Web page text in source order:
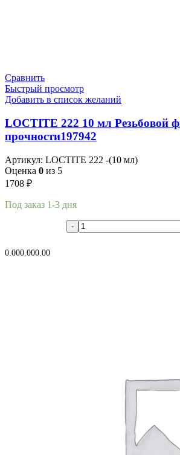
Сравнить
Быстрый просмотр
Добавить в список желаний
LOCTITE 222 10 мл Резьбовой
прочности197942
Артикул: LOCTITE 222 -(10 мл)
Оценка 0 из 5
1708 ₽
Под заказ 1-3 дня
0.000.000.00